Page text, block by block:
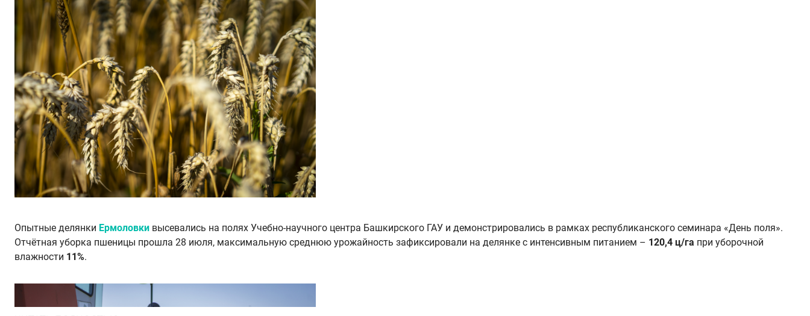
Опытные делянки Ермоловки высевались на полях Учебно-научного центра Башкирского ГАУ и демонстрировались в рамках республиканского семинара «День поля».
Отчётная уборка пшеницы прошла 28 июля, максимальную среднюю урожайность зафиксировали на делянке с интенсивным питанием – 120,4 ц/га при уборочной
влажности 11%.